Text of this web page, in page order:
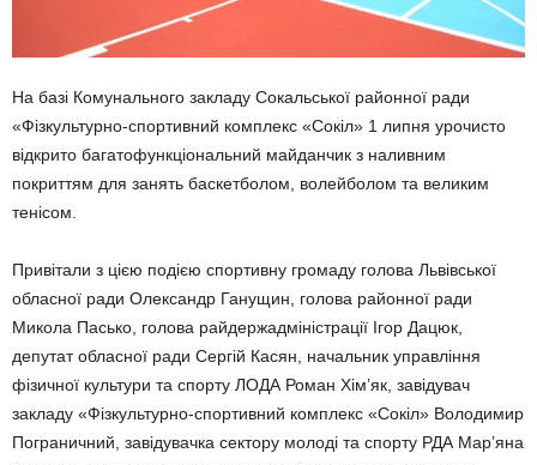
На базі Комунального закладу Сокальської районної ради
«Фізкультурно-спортивний комплекс «Сокіл» 1 липня урочисто
відкрито багатофункціональний майданчик з наливним
покриттям для занять баскетболом, волейболом та великим
тенісом.
Привітали з цією подією спортивну громаду голова Львівської
обласної ради Олександр Ганущин, голова районної ради
Микола Пасько, голова райдержадміністрації Ігор Дацюк,
депутат обласної ради Сергій Касян, начальник управління
фізичної культури та спорту ЛОДА Роман Хім’як, завідувач
закладу «Фізкультурно-спортивний комплекс «Сокіл» Володимир
Пограничний, завідувачка сектору молоді та спорту РДА Мар’яна